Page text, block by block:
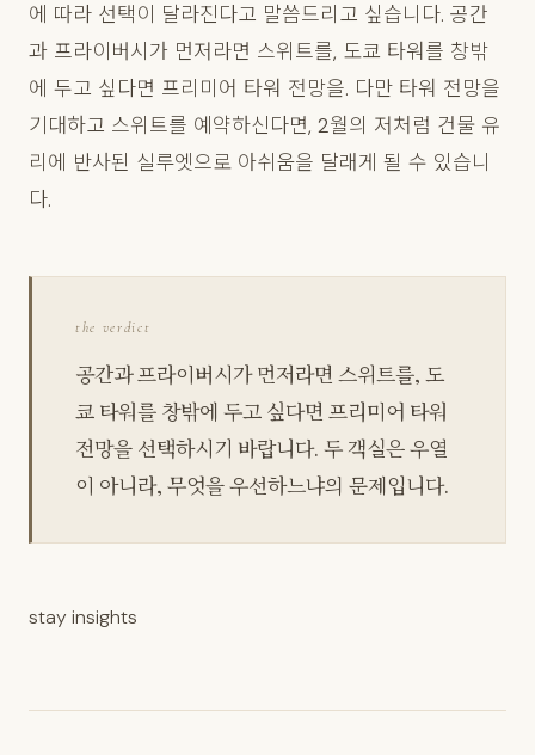
에 따라 선택이 달라진다고 말씀드리고 싶습니다. 공간
과 프라이버시가 먼저라면 스위트를, 도쿄 타워를 창밖
에 두고 싶다면 프리미어 타워 전망을. 다만 타워 전망을
기대하고 스위트를 예약하신다면, 2월의 저처럼 건물 유
리에 반사된 실루엣으로 아쉬움을 달래게 될 수 있습니
다.
the verdict
공간과 프라이버시가 먼저라면 스위트를, 도
쿄 타워를 창밖에 두고 싶다면 프리미어 타워
전망을 선택하시기 바랍니다. 두 객실은 우열
이 아니라, 무엇을 우선하느냐의 문제입니다.
stay insights